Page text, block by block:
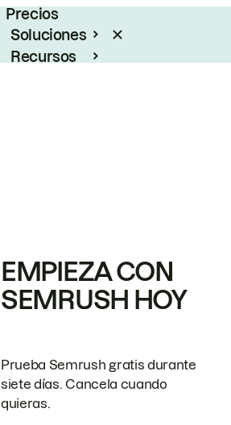
Precios
Soluciones
Recursos
EMPIEZA CON
SEMRUSH HOY
Prueba Semrush gratis durante
siete días. Cancela cuando
quieras.